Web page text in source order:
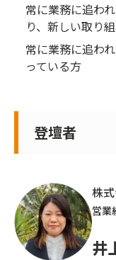
常に業務に追わ
り、新しい取り
常に業務に追わ
っている方
登壇者
株
営業
井